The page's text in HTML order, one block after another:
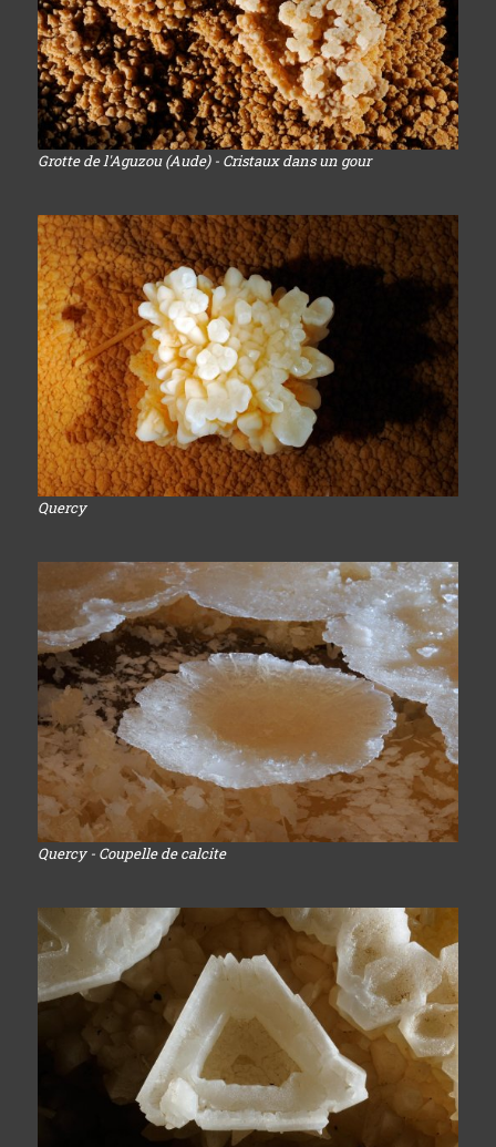
Grotte de l'Aguzou (Aude) - Cristaux dans un gour
Quercy
Quercy - Coupelle de calcite